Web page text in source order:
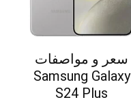
سعر و مواصفات
Samsung Galaxy
S24 Plus